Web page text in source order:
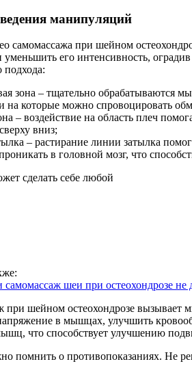
манипуляций
самомассажа при шейном
уменьшить его интенсивность,
подхода:
зона – тщательно обрабатываются
на которые можно спровоцировать
– воздействие на область плеч
вниз;
– растирание линии затылка
в головной мозг, что
шеи при остеохондрозе не
при шейном остеохондрозе вызывает
в мышцах, улучшить
что способствует улучшению
помнить о противопоказаниях. Не